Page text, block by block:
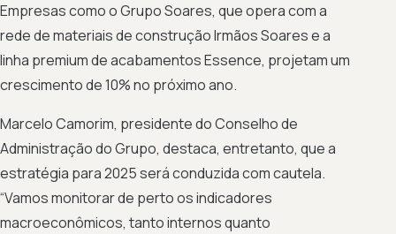
Empresas como o Grupo Soares, que opera com a
rede de materiais de construção Irmãos Soares e a
linha premium de acabamentos Essence, projetam um
crescimento de 10% no próximo ano.
Marcelo Camorim, presidente do Conselho de
Administração do Grupo, destaca, entretanto, que a
estratégia para 2025 será conduzida com cautela.
“Vamos monitorar de perto os indicadores
macroeconômicos, tanto internos quanto